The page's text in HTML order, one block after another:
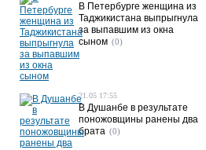
В Петербурге женщина из
Таджикистана выпрыгнула
за выпавшим из окна
сыном (0)
21.05 17:55
В Душанбе в результате
поножовщины ранены два
брата (0)